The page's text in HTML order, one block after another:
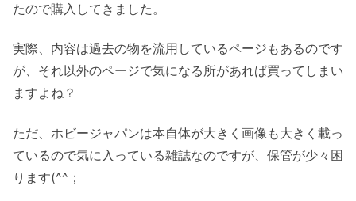
たので購入してきました。
実際、内容は過去の物を流用しているページもあるのです
が、それ以外のページで気になる所があれば買ってしまい
ますよね？
ただ、ホビージャパンは本自体が大きく画像も大きく載っ
ているので気に入っている雑誌なのですが、保管が少々困
ります(^^；